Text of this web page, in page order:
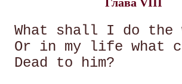
What shall I do the
Or in my life what